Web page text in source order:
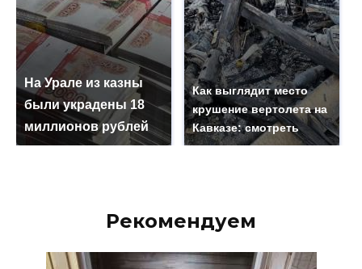
На Урале из казны
были украдены 18
миллионов рублей
Как выглядит место
крушение вертолета на
Кавказе: смотреть
Рекомендуем